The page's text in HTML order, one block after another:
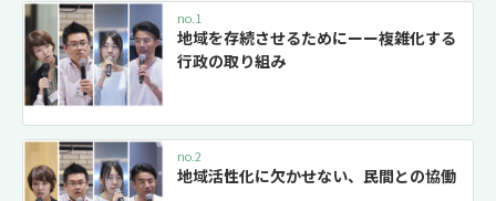
no.1
地域を存続させるためにーー複雑化する
行政の取り組み
no.2
地域活性化に欠かせない、民間との協働